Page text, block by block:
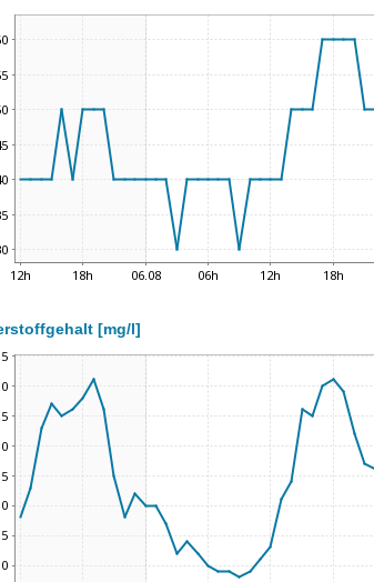
[mg/l]